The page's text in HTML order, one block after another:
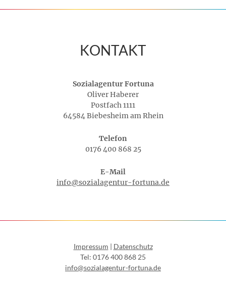
KONTAKT
Sozialagentur Fortuna
Oliver Haberer
Postfach 1111
64584 Biebesheim am Rhein
Telefon
0176 400 868 25
E-Mail
info@sozialagentur-fortuna.de
Impressum | Datenschutz
Tel: 0176 400 868 25
info@sozialagentur-fortuna.de